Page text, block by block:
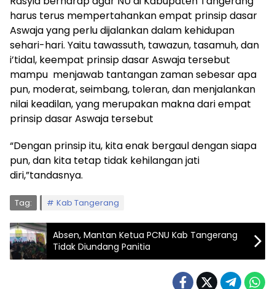
harus terus mempertahankan empat prinsip dasar
Aswaja yang perlu dijalankan dalam kehidupan
sehari-hari. Yaitu tawassuth, tawazun, tasamuh, dan
i’tidal, keempat prinsip dasar Aswaja tersebut
mampu menjawab tantangan zaman sebesar apa
pun, moderat, seimbang, toleran, dan menjalankan
nilai keadilan, yang merupakan makna dari empat
prinsip dasar Aswaja tersebut
“Dengan prinsip itu, kita enak bergaul dengan siapa
pun, dan kita tetap tidak kehilangan jati
diri,”tandasnya.
Tag: Kab Tangerang
Absen, Mantan Ketua PCNU Kab Tangerang
Tidak Diundang Panitia